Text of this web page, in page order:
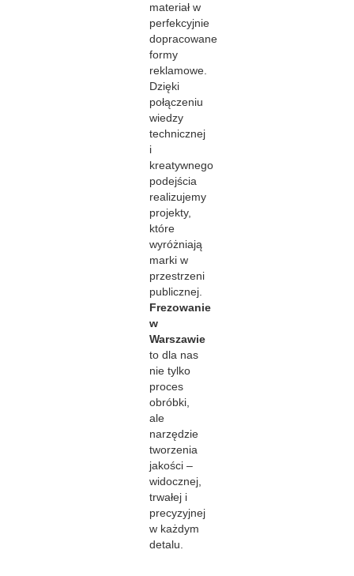
materiał w
perfekcyjnie
dopracowane
formy
reklamowe.
Dzięki
połączeniu
wiedzy
technicznej
i
kreatywnego
podejścia
realizujemy
projekty,
które
wyróżniają
marki w
przestrzeni
publicznej.
Frezowanie
w
Warszawie
to dla nas
nie tylko
proces
obróbki,
ale
narzędzie
tworzenia
jakości –
widocznej,
trwałej i
precyzyjnej
w każdym
detalu.